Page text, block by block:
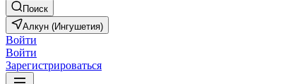
Поиск
Алкун (Ингушетия)
Войти
Войти
Зарегистрироваться